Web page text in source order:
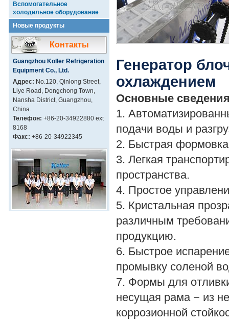
Вспомогательное
холодильное оборудование
Новые продукты
Контакты
Guangzhou Koller Refrigeration
Equipment Co., Ltd.
Адрес: No.120, Qinlong Street,
Liye Road, Dongchong Town,
Nansha District, Guangzhou,
China.
Телефон: +86-20-34922880 ext
8168
Факс: +86-20-34922345
Генератор
охлаждением
Основные
1.
подачи воды и
2. Быстрая
3. Легкая
пространства.
4. Простое
5. Кристальная
различным
продукцию.
6. Быстрое
промывку соленой
7. Формы для
несущая рама − из
коррозионной